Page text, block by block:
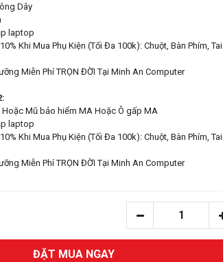
Dây
laptop
Khi Mua Phụ Kiện (Tối Đa 100k): Chuột, Bàn Phím, Tai
Miễn Phí TRỌN ĐỜI Tại Minh An Computer
Mũ bảo hiểm MA Hoặc Ô gấp MA
laptop
Khi Mua Phụ Kiện (Tối Đa 100k): Chuột, Bàn Phím, Tai
Miễn Phí TRỌN ĐỜI Tại Minh An Computer
ĐẶT MUA NGAY